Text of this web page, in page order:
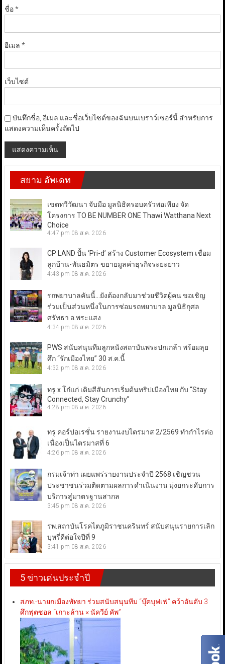
ชื่อ*
อีเมล *
เว็บไซต์
บันทึกชื่อ, อีเมล และชื่อเว็บไซต์ของฉันบนเบราว์เซอร์นี้ สำหรับการ
แสดงความเห็นครั้งถัดไป
สยาม อัพเดท
เขตทวีวัฒนา จับมือ มูลนิธิครอบครัวพอเพียง จัด
โครงการ TO BE NUMBER ONE Thawi Watthana Next
Choice
4:47 pm 08 ส.ค. 2026
CP LAND ปั้น ‘Pri-d’ สร้าง Customer Ecosystem เชื่อม
ลูกบ้าน-พันธมิตร ขยายมูลค่าธุรกิจระยะยาว
4:43 pm 08 ส.ค. 2026
รถพยาบาลคันนี้…ยังต้องกลับมาช่วยชีวิตผู้คน ขอเชิญ
ร่วมเป็นส่วนหนึ่งในการซ่อมรถพยาบาล มูลนิธิกุศล
ศรัทธา อ.พระแสง
4:34 pm 08 ส.ค. 2026
PWS สนับสนุนทีมลูกหนังสถาบันพระปกเกล้า พร้อมลุย
ศึก “รักเมืองไทย” 30 ส.ค.นี้
4:32 pm 08 ส.ค. 2026
ทรู x โก๋แก่ เติมสีสันการเริ่มต้นทริปเมืองไทย กับ “Stay
Connected, Stay Crunchy”
4:28 pm 08 ส.ค. 2026
ทรู คอร์ปอเรชั่น รายงานงบไตรมาส 2/2569 ทำกำไรต่อ
เนื่องเป็นไตรมาสที่ 6
4:26 pm 08 ส.ค. 2026
กรมเจ้าท่า เผยแพร่รายงานประจำปี 2568 เชิญชวน
ประชาชนร่วมติดตามผลการดำเนินงาน มุ่งยกระดับการ
บริการสู่มาตรฐานสากล
3:45 pm 08 ส.ค. 2026
รพ.สถาบันโรคไตภูมิราชนครินทร์ สนับสนุนรายการเลิก
บุหรี่ดีต่อใจปีที่ 9
3:41 pm 08 ส.ค. 2026
5 ข่าวเด่นประจำปี
สภท.-นายกเมืองพัทยา ร่วมสนับสนุนทีม “บุ๊คบุฟเฟ่” คว้าอันดับ 3
ศึกฟุตซอล “เกาะล้าน × นัควีย์ คัพ”